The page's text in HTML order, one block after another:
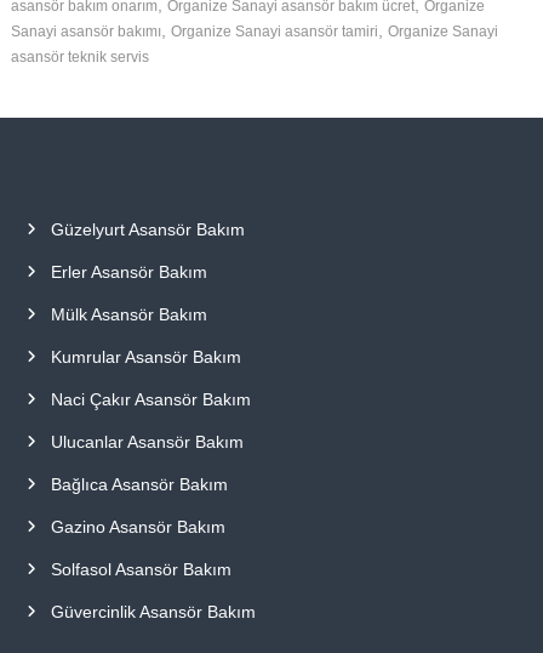
asansör bakım onarım
Organize Sanayi asansör bakım ücret, Organize
Sanayi asansör bakımı
Organize Sanayi asansör tamiri
Organize Sanayi
asansör teknik servis
Güzelyurt Asansör Bakım
Erler Asansör Bakım
Mülk Asansör Bakım
Kumrular Asansör Bakım
Naci Çakır Asansör Bakım
Ulucanlar Asansör Bakım
Bağlıca Asansör Bakım
Gazino Asansör Bakım
Solfasol Asansör Bakım
Güvercinlik Asansör Bakım